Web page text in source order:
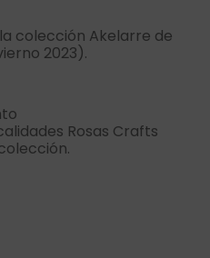
colección Akelarre de
2023).
Rosas Crafts